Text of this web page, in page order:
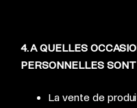
4. A QUELLES
PERSONNELLES
La vente de